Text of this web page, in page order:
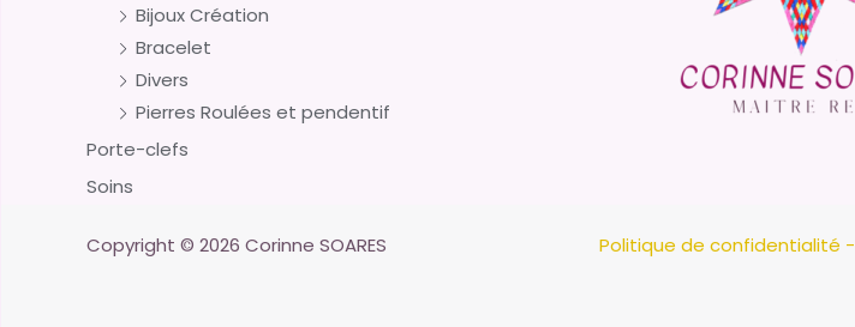
Bijoux Création
Bracelet
Divers
Pierres Roulées et pendentif
Porte-clefs
Soins
Copyright © 2026 Corinne SOARES Politique de confidentialité -